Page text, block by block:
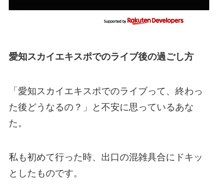
愛知スカイエキスポでのライブ後の過ごし方
「愛知スカイエキスポでのライブって、終わっ
た後どうなるの？」と不安に思っているあな
た。
私も初めて行った時、出口の混雑具合にドキッ
としたものです。